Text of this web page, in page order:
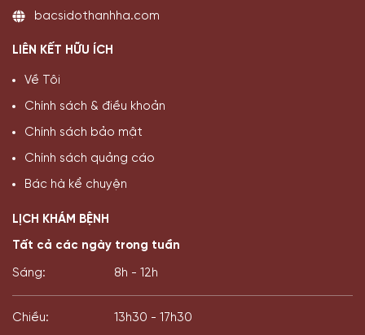
bacsidothanhha.com
LIÊN KẾT HỮU ÍCH
Về Tôi
Chính sách & điều khoản
Chính sách bảo mật
Chính sách quảng cáo
Bác hà kể chuyện
LỊCH KHÁM BỆNH
Tất cả các ngày trong tuần
Sáng: 8h - 12h
Chiều: 13h30 - 17h30